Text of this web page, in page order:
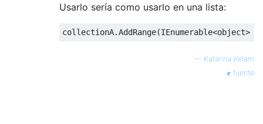
Usarlo sería como usarlo en una lista:
collectionA.AddRange(IEnumerable<object>
— Katarina Kelam
fuente